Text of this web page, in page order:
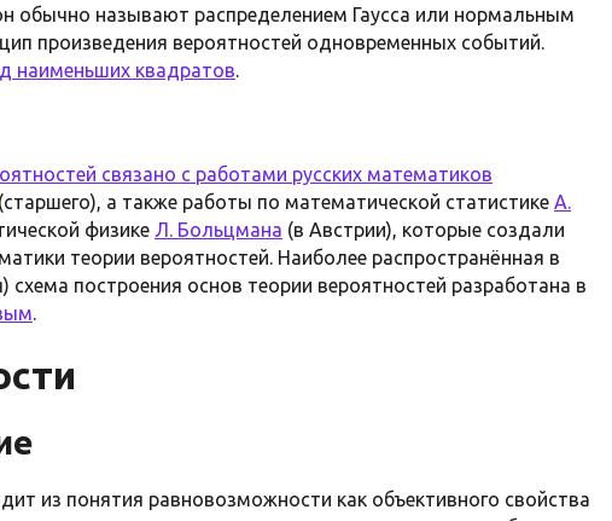
обычно называют распределением Гаусса или нормальным
произведения вероятностей одновременных событий.
наименьших квадратов.
связано с работами русских математиков
(старшего), а также работы по математической статистике А.
физике Л. Больцмана (в Австрии), которые создали
теории вероятностей. Наиболее распространённая в
схема построения основ теории вероятностей разработана в
.
из понятия равновозможности как объективного свойства